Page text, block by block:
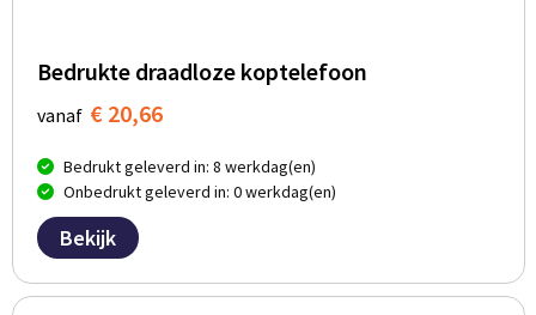
Bedrukte draadloze koptelefoon
vanaf € 20,66
Bedrukt geleverd in: 8 werkdag(en)
Onbedrukt geleverd in: 0 werkdag(en)
Bekijk